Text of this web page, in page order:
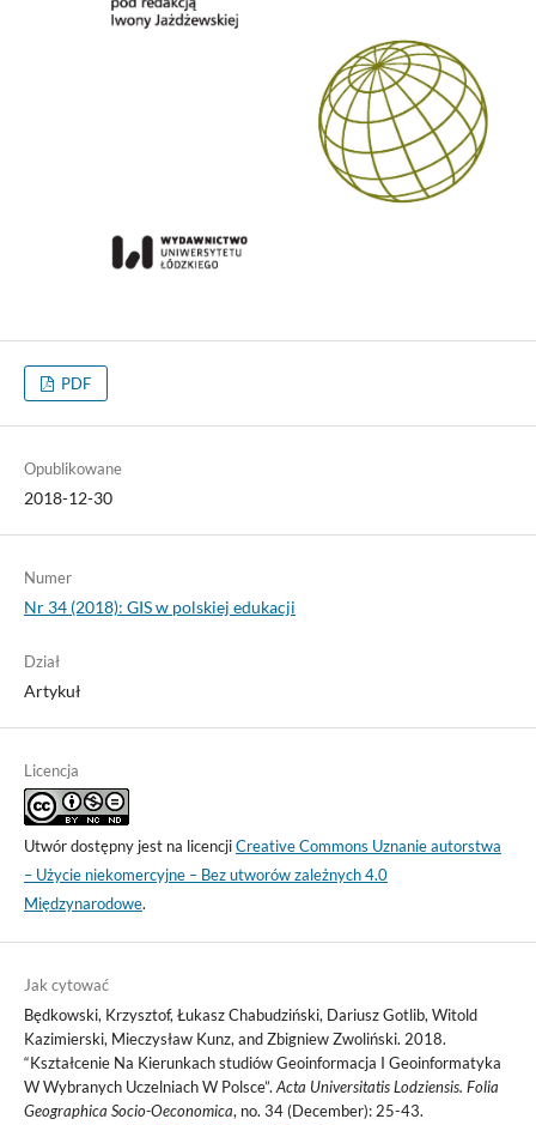
PDF
Opublikowane
2018-12-30
Numer
Nr 34 (2018): GIS w polskiej edukacji
Dział
Artykuł
Licencja
Utwór dostępny jest na licencjiCreative Commons Uznanie autorstwa
– Użycie niekomercyjne – Bez utworów zależnych 4.0
Międzynarodowe.
Jak cytować
Będkowski, Krzysztof, Łukasz Chabudziński, Dariusz Gotlib, Witold
Kazimierski, Mieczysław Kunz, and Zbigniew Zwoliński. 2018.
“Kształcenie Na Kierunkach studiów Geoinformacja I Geoinformatyka
W Wybranych Uczelniach W Polsce”. Acta Universitatis Lodziensis. Folia
Geographica Socio-Oeconomica, no. 34 (December): 25-43.